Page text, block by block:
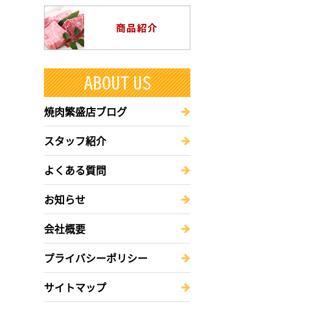
焼肉繁盛店ブログ
スタッフ紹介
よくある質問
お知らせ
会社概要
プライバシーポリシー
サイトマップ